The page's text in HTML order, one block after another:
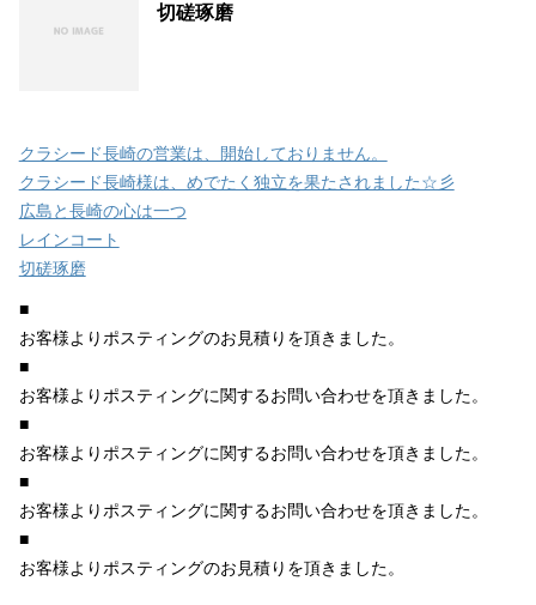
切磋琢磨
クラシード長崎の営業は、開始しておりません。
クラシード長崎様は、めでたく独立を果たされました☆彡
広島と長崎の心は一つ
レインコート
切磋琢磨
■
お客様よりポスティングのお見積りを頂きました。
■
お客様よりポスティングに関するお問い合わせを頂きました。
■
お客様よりポスティングに関するお問い合わせを頂きました。
■
お客様よりポスティングに関するお問い合わせを頂きました。
■
お客様よりポスティングのお見積りを頂きました。